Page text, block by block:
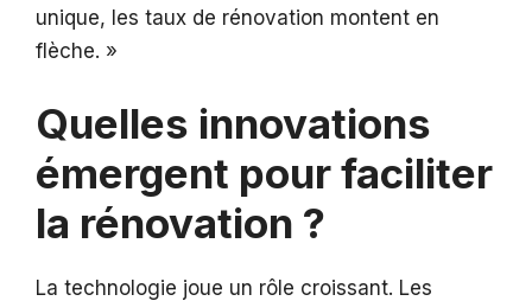
unique, les taux de rénovation montent en
flèche. »
Quelles innovations
émergent pour faciliter
la rénovation ?
La technologie joue un rôle croissant. Les